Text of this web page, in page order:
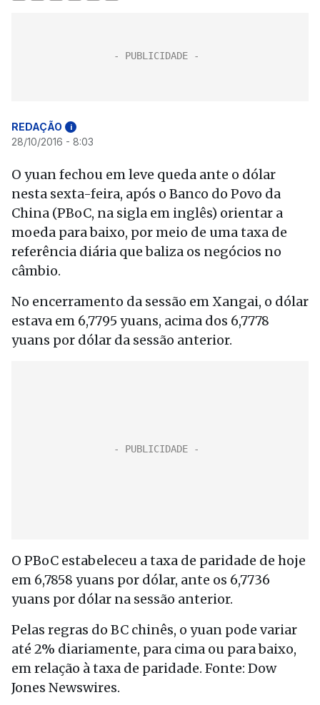
REDAÇÃO i
28/10/2016 - 8:03
O yuan fechou em leve queda ante o dólar
nesta sexta-feira, após o Banco do Povo da
China (PBoC, na sigla em inglês) orientar a
moeda para baixo, por meio de uma taxa de
referência diária que baliza os negócios no
câmbio.
No encerramento da sessão em Xangai, o dólar
estava em 6,7795 yuans, acima dos 6,7778
yuans por dólar da sessão anterior.
O PBoC estabeleceu a taxa de paridade de hoje
em 6,7858 yuans por dólar, ante os 6,7736
yuans por dólar na sessão anterior.
Pelas regras do BC chinês, o yuan pode variar
até 2% diariamente, para cima ou para baixo,
em relação à taxa de paridade. Fonte: Dow
Jones Newswires.